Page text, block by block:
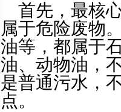
首先，最核
属于危险废物
油等，都属于
油、动物油，
是普通污水，
点。